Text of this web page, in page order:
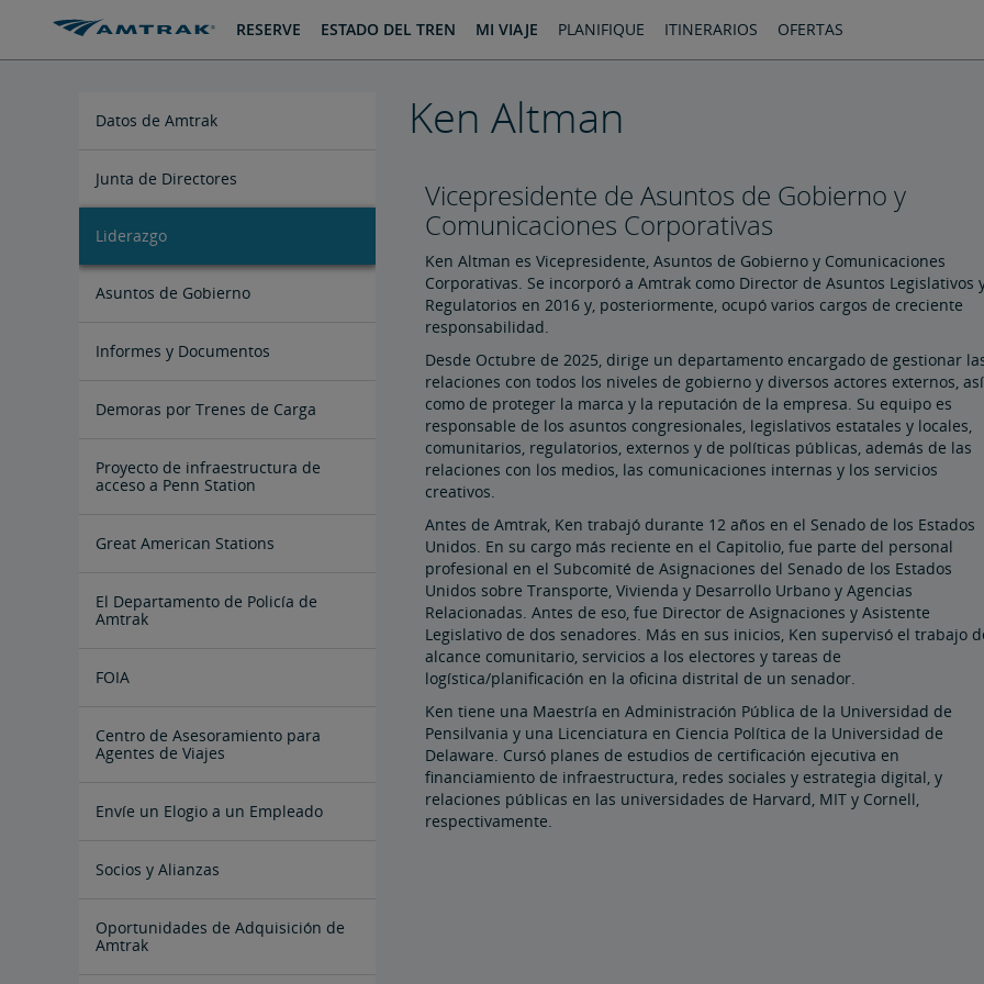
saltar
saltar RESERVE ESTADO DEL TREN MI VIAJE PLANIFIQUE ITINERARIOS OFERTAS
Datos de Amtrak
Folletos sobre Impacto Económico
Hojas de Datos por Estados
Preguntas Frecuentes de los
Junta de Directores
Ronald Batory
David Capozzi
Lanhee Chen, Ph.D.
Elaine Clegg
Anthony Coscia
Robert A. Gleason
Christopher Koos
Joel Szabat
Liderazgo
Asuntos de Gobierno
Testimonios ante el Congreso
Informes y Documentos
Archivo de Documentos
Demoras por Trenes de Carga
Proyecto de infraestructura de
acceso a Penn Station
Great American Stations
El Departamento de Policía de
Amtrak
FOIA
Instrucciones para Enviar una
Solicitud FOIA
Centro de Asesoramiento para
Agentes de Viajes
Agente de viajes corporativos
Cambios y Reintegros
Envíe un Elogio a un Empleado
Socios y Alianzas
Oportunidades de Adquisición de
Amtrak
Ken Altman
Vicepresidente de Asuntos de Gobierno y
Comunicaciones Corporativas
Ken Altman es Vicepresidente, Asuntos de Gobierno y Comunicaciones
Corporativas. Se incorporó a Amtrak como Director de Asuntos Legislativos
Regulatorios en 2016 y, posteriormente, ocupó varios cargos de creciente
responsabilidad.
Desde Octubre de 2025, dirige un departamento encargado de gestionar
relaciones con todos los niveles de gobierno y diversos actores externos, así
como de proteger la marca y la reputación de la empresa. Su equipo es
responsable de los asuntos congresionales, legislativos estatales y locales,
comunitarios, regulatorios, externos y de políticas públicas, además de las
relaciones con los medios, las comunicaciones internas y los servicios
creativos.
Antes de Amtrak, Ken trabajó durante 12 años en el Senado de los Estados
Unidos. En su cargo más reciente en el Capitolio, fue parte del personal
profesional en el Subcomité de Asignaciones del Senado de los Estados
Unidos sobre Transporte, Vivienda y Desarrollo Urbano y Agencias
Relacionadas. Antes de eso, fue Director de Asignaciones y Asistente
Legislativo de dos senadores. Más en sus inicios, Ken supervisó el trabajo
alcance comunitario, servicios a los electores y tareas de
logística/planificación en la oficina distrital de un senador.
Ken tiene una Maestría en Administración Pública de la Universidad de
Pensilvania y una Licenciatura en Ciencia Política de la Universidad de
Delaware. Cursó planes de estudios de certificación ejecutiva en
financiamiento de infraestructura, redes sociales y estrategia digital, y
relaciones públicas en las universidades de Harvard, MIT y Cornell,
respectivamente.